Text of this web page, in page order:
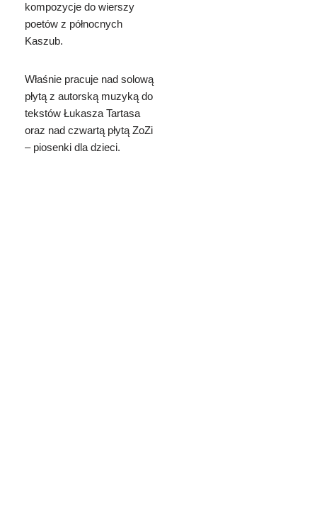
kompozycje do wierszy
poetów z północnych
Kaszub.
Właśnie pracuje nad solową
płytą z autorską muzyką do
tekstów Łukasza Tartasa
oraz nad czwartą płytą ZoZi
– piosenki dla dzieci.